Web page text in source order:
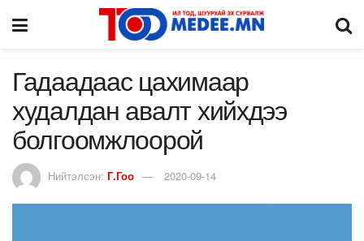
Гадаадаас цахимаар
худалдан авалт хийхдээ
болгоомжлоорой
Нийтэлсэн: Г.Гоо 2020-09-14